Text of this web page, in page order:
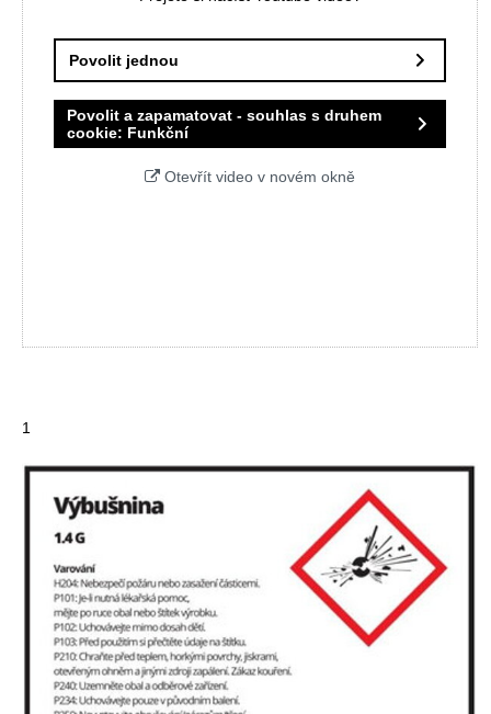
Povolit jednou
Povolit a zapamatovat - souhlas s druhem
cookie: Funkční
Otevřít video v novém okně
1